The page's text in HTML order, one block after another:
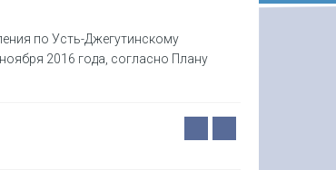
по Усть-Джегутинскому
2016 года, согласно Плану